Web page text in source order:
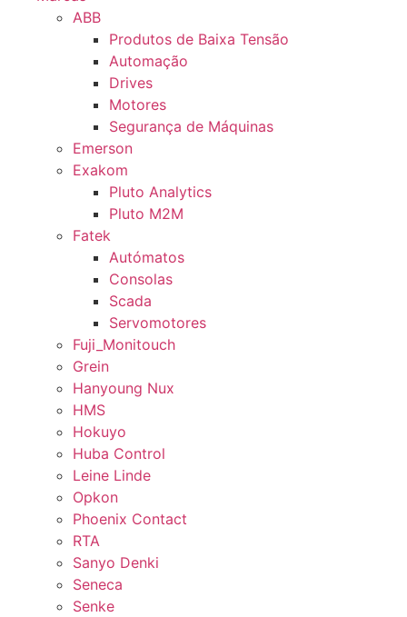
ABB
Produtos de Baixa Tensão
Automação
Drives
Motores
Segurança de Máquinas
Emerson
Exakom
Pluto Analytics
Pluto M2M
Fatek
Autómatos
Consolas
Scada
Servomotores
Fuji_Monitouch
Grein
Hanyoung Nux
HMS
Hokuyo
Huba Control
Leine Linde
Opkon
Phoenix Contact
RTA
Sanyo Denki
Seneca
Senke